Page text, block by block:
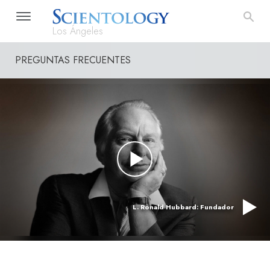
Los Ángeles
PREGUNTAS FRECUENTES
L. Ronald Hubbard: Fundador